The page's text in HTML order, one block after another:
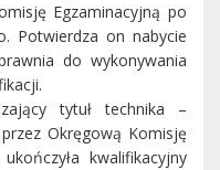
Egzaminacyjną po
Potwierdza on nabycie
do wykonywania
tytuł technika –
Okręgową Komisję
kwalifikacyjny